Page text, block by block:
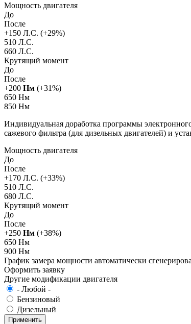
Мощность двигателя
До
После
+150 Л.С. (+29%)
510 Л.С.
660 Л.С.
Крутящий момент
До
После
+200 Нм (+31%)
650 Нм
850 Нм
Индивидуальная доработка программы
сажевого фильтра (для дизельных двигателей) и
Мощность двигателя
До
После
+170 Л.С. (+33%)
510 Л.С.
680 Л.С.
Крутящий момент
До
После
+250 Нм (+38%)
650 Нм
900 Нм
График замера мощности автоматически
Оформить заявку
Другие модификации двигателя
- Любой -
Бензиновый
Дизельный